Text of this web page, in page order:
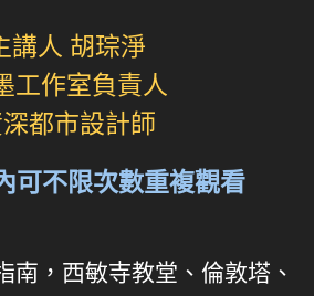
講人 胡琮淨
工作室負責人
都市設計師
可不限次數重複觀看
南，西敏寺教堂、倫敦塔、